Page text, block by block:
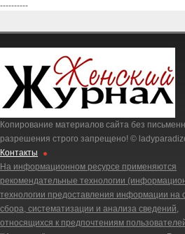
----------
Копирование материалов сайта без
разрешения строго запрещено! ©
Контакты
На информационном ресурсе применяются
рекомендательные технологии
технологии предоставления информации на
сбора, систематизации и анализа сведений,
относящихся к предпочтениям